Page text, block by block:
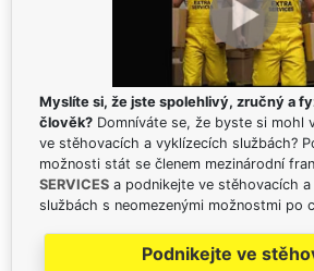
Myslíte si, že jste spolehlivý, zručný a
člověk? Domníváte se, že byste si mohl
ve stěhovacích a vyklízecích službách?
možnosti stát se členem mezinárodní
SERVICES a podnikejte ve stěhovacích
službách s neomezenými možnostmi po
Podnikejte ve